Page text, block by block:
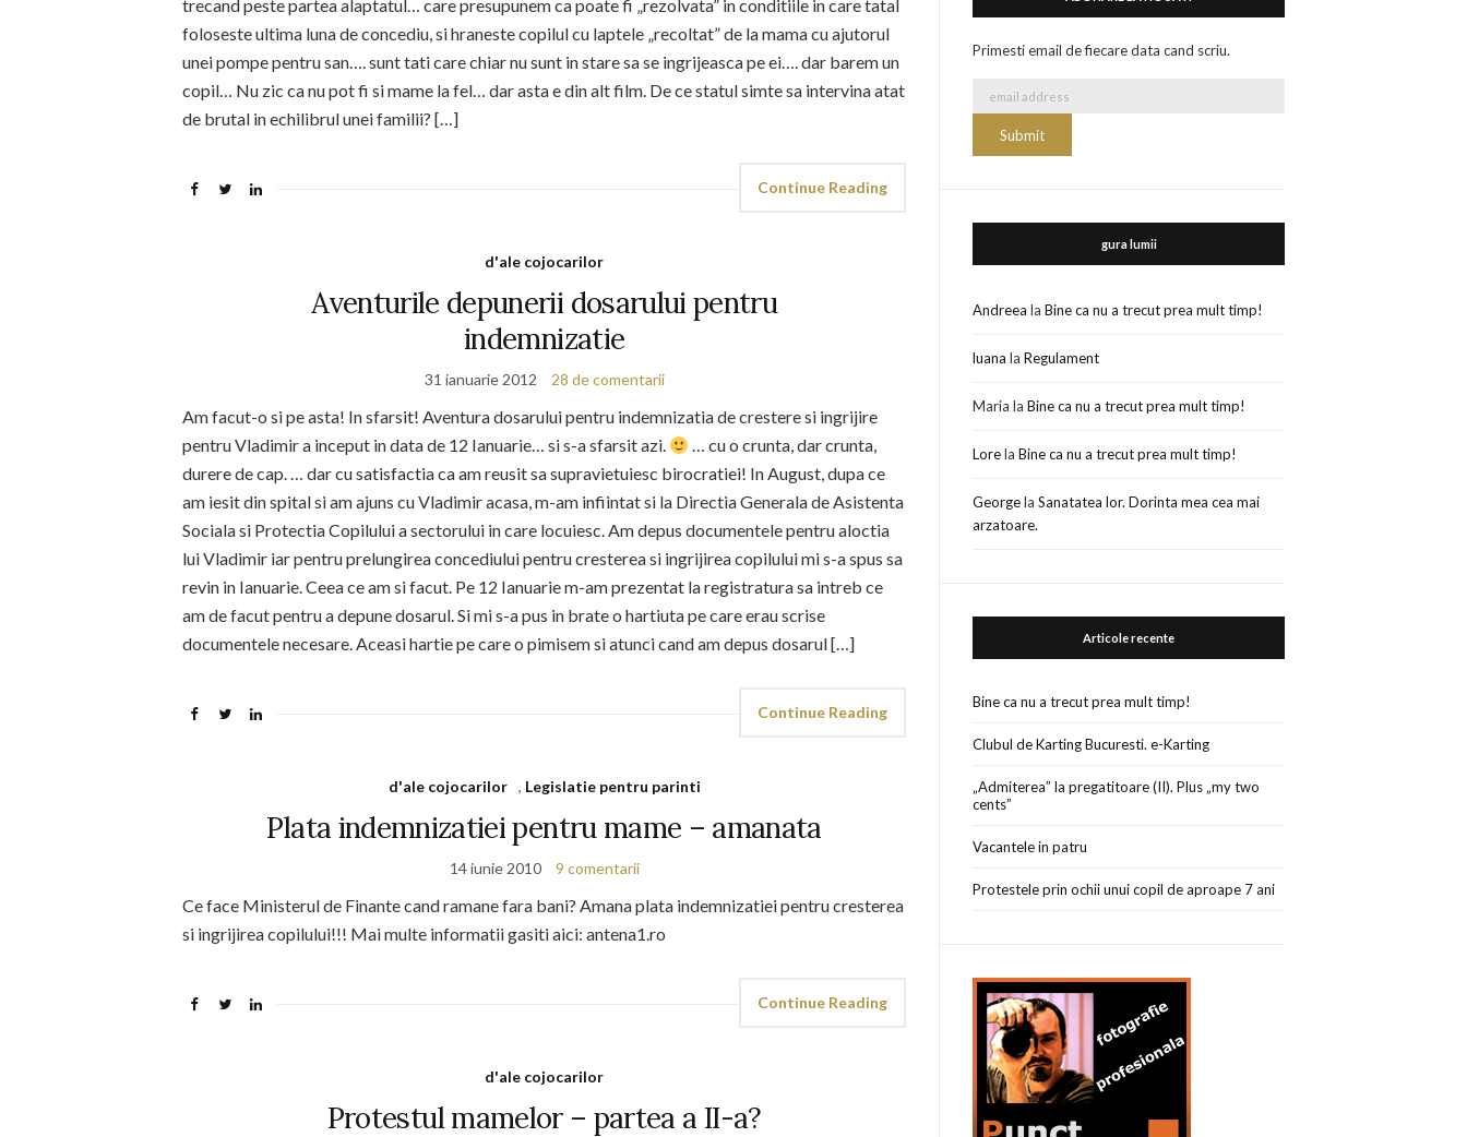
trecand peste partea alaptatul… care presupunem ca poate fi „rezolvata” in conditiile in care tatal
foloseste ultima luna de concediu, si hraneste copilul cu laptele „recoltat” de la mama cu ajutorul
unei pompe pentru san…. sunt tati care chiar nu sunt in stare sa se ingrijeasca pe ei…. dar barem un
copil… Nu zic ca nu pot fi si mame la fel… dar asta e din alt film. De ce statul simte sa intervina atat
de brutal in echilibrul unei familii? […]
Continue Reading
d'ale cojocarilor
Aventurile depunerii dosarului pentru
indemnizatie
31 ianuarie 2012 28 de comentarii
Am facut-o si pe asta! In sfarsit! Aventura dosarului pentru indemnizatia de crestere si ingrijire
pentru Vladimir a inceput in data de 12 Ianuarie… si s-a sfarsit azi.
… cu o crunta, dar crunta,
durere de cap. … dar cu satisfactia ca am reusit sa supravietuiesc birocratiei! In August, dupa ce
am iesit din spital si am ajuns cu Vladimir acasa, m-am infiintat si la Directia Generala de Asistenta
Sociala si Protectia Copilului a sectorului in care locuiesc. Am depus documentele pentru aloctia
lui Vladimir iar pentru prelungirea concediului pentru cresterea si ingrijirea copilului mi s-a spus sa
revin in Ianuarie. Ceea ce am si facut. Pe 12 Ianuarie m-am prezentat la registratura sa intreb ce
am de facut pentru a depune dosarul. Si mi s-a pus in brate o hartiuta pe care erau scrise
documentele necesare. Aceasi hartie pe care o pimisem si atunci cand am depus dosarul […]
Continue Reading
d'ale cojocarilor , Legislatie pentru parinti
Plata indemnizatiei pentru mame – amanata
14 iunie 2010 9 comentarii
Ce face Ministerul de Finante cand ramane fara bani? Amana plata indemnizatiei pentru cresterea
si ingrijirea copilului!!! Mai multe informatii gasiti aici: antena1.ro
Continue Reading
d'ale cojocarilor
Protestul mamelor – partea a II-a?
Primesti email de fiecare data cand scriu.
gura lumii
Andreea laBine ca nu a trecut prea mult timp!
luana laRegulament
Maria laBine ca nu a trecut prea mult timp!
LorelaBine ca nu a trecut prea mult timp!
GeorgelaSanatatea lor. Dorinta mea cea mai
arzatoare.
Articole recente
Bine ca nu a trecut prea mult timp!
Clubul de Karting Bucuresti. e-Karting
„Admiterea” la pregatitoare (II). Plus „my two
cents”
Vacantele in patru
Protestele prin ochii unui copil de aproape 7 ani